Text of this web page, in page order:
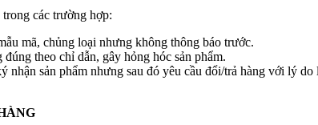
các trường hợp:
mã, chủng loại nhưng không thông báo trước.
theo chỉ dẫn, gây hỏng hóc sản phẩm.
nhận sản phẩm nhưng sau đó yêu cầu đổi/trả hàng với lý